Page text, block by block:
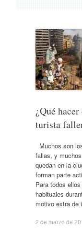
¿Qué
turista
Muchos son
fallas, y
quedan en la
forman parte
Para todos
habituales
motivo extra
2 de marzo de